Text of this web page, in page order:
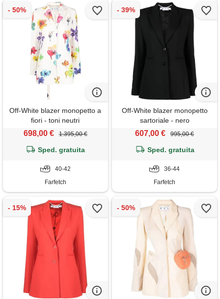
Off-White blazer monopetto a
fiori - toni neutri
698,00 € 1.395,00 €
Sped. gratuita
40-42
Farfetch
Off-White blazer monopetto
sartoriale - nero
607,00 € 995,00 €
Sped. gratuita
36-44
Farfetch